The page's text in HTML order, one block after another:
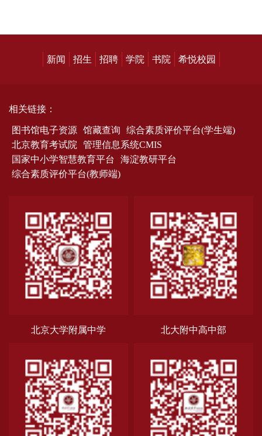
新闻 招生 招聘 学院 书院 希悦校园
相关链接：
图书馆电子资源 馆藏查询
综合素质评价平台(学生端)
北京教育考试院
管理信息系统CMIS
国家中小学智慧教育平台
海淀教研平台
综合素质评价平台(教师端)
北京大学附属中学 北大附中高中部